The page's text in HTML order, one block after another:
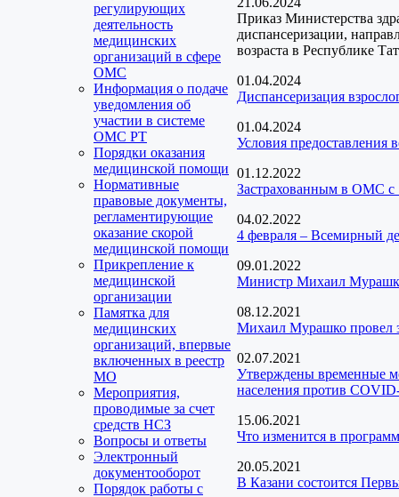
регулирующих
деятельность
медицинских
организаций в сфере
ОМС
Информация о подаче
уведомления об
участии в системе
ОМС РТ
Порядки оказания
медицинской помощи
Нормативные
правовые документы,
регламентирующие
оказание скорой
медицинской помощи
Прикрепление к
медицинской
организации
Памятка для
медицинских
организаций, впервые
включенных в реестр
МО
Мероприятия,
проводимые за счет
средств НСЗ
Вопросы и ответы
Электронный
документооборот
Порядок работы с
Приказ Министерства
диспансеризации,
возраста в Республике
01.04.2024
Диспансеризация
01.04.2024
Условия предоставления
01.12.2022
Застрахованным в ОМС с
04.02.2022
4 февраля – Всемирный
09.01.2022
Министр Михаил
08.12.2021
Михаил Мурашко провел
02.07.2021
Утверждены временные
населения против
15.06.2021
Что изменится в
20.05.2021
В Казани состоится